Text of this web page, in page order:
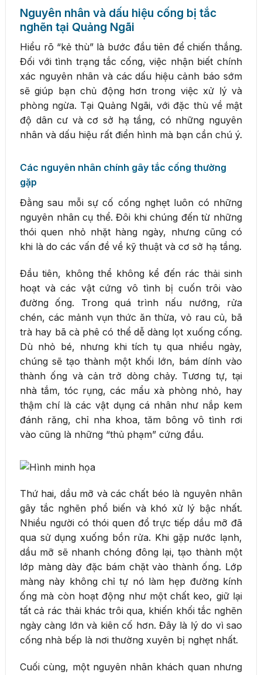
Nguyên nhân và dấu hiệu cống bị tắc
nghẽn tại Quảng Ngãi
Hiểu rõ “kẻ thù” là bước đầu tiên để chiến thắng.
Đối với tình trạng tắc cống, việc nhận biết chính
xác nguyên nhân và các dấu hiệu cảnh báo sớm
sẽ giúp bạn chủ động hơn trong việc xử lý và
phòng ngừa. Tại Quảng Ngãi, với đặc thù về mật
độ dân cư và cơ sở hạ tầng, có những nguyên
nhân và dấu hiệu rất điển hình mà bạn cần chú ý.
Các nguyên nhân chính gây tắc cống thường
gặp
Đằng sau mỗi sự cố cống nghẹt luôn có những
nguyên nhân cụ thể. Đôi khi chúng đến từ những
thói quen nhỏ nhặt hàng ngày, nhưng cũng có
khi là do các vấn đề về kỹ thuật và cơ sở hạ tầng.
Đầu tiên, không thể không kể đến rác thải sinh
hoạt và các vật cứng vô tình bị cuốn trôi vào
đường ống. Trong quá trình nấu nướng, rửa
chén, các mảnh vụn thức ăn thừa, vỏ rau củ, bã
trà hay bã cà phê có thể dễ dàng lọt xuống cống.
Dù nhỏ bé, nhưng khi tích tụ qua nhiều ngày,
chúng sẽ tạo thành một khối lớn, bám dính vào
thành ống và cản trở dòng chảy. Tương tự, tại
nhà tắm, tóc rụng, các mẩu xà phòng nhỏ, hay
thậm chí là các vật dụng cá nhân như nắp kem
đánh răng, chỉ nha khoa, tăm bông vô tình rơi
vào cũng là những “thủ phạm” cứng đầu.
Thứ hai, dầu mỡ và các chất béo là nguyên nhân
gây tắc nghẽn phổ biến và khó xử lý bậc nhất.
Nhiều người có thói quen đổ trực tiếp dầu mỡ đã
qua sử dụng xuống bồn rửa. Khi gặp nước lạnh,
dầu mỡ sẽ nhanh chóng đông lại, tạo thành một
lớp màng dày đặc bám chặt vào thành ống. Lớp
màng này không chỉ tự nó làm hẹp đường kính
ống mà còn hoạt động như một chất keo, giữ lại
tất cả rác thải khác trôi qua, khiến khối tắc nghẽn
ngày càng lớn và kiên cố hơn. Đây là lý do vì sao
cống nhà bếp là nơi thường xuyên bị nghẹt nhất.
Cuối cùng, một nguyên nhân khách quan nhưng